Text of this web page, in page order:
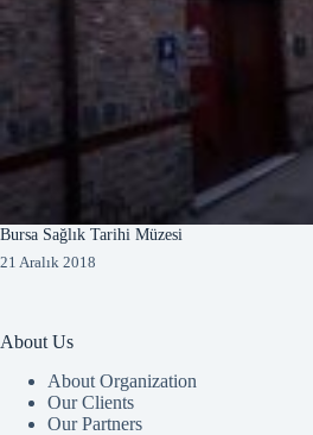
Bursa Sağlık Tarihi Müzesi
21 Aralık 2018
About Us
About Organization
Our Clients
Our Partners